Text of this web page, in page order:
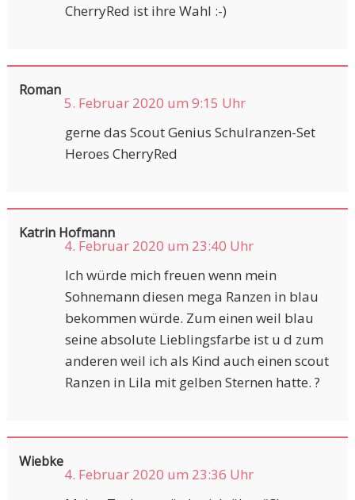
CherryRed ist ihre Wahl :-)
Roman
5. Februar 2020 um 9:15 Uhr
gerne das Scout Genius Schulranzen-Set
Heroes CherryRed
Katrin Hofmann
4. Februar 2020 um 23:40 Uhr
Ich würde mich freuen wenn mein
Sohnemann diesen mega Ranzen in blau
bekommen würde. Zum einen weil blau
seine absolute Lieblingsfarbe ist u d zum
anderen weil ich als Kind auch einen scout
Ranzen in Lila mit gelben Sternen hatte. ?
Wiebke
4. Februar 2020 um 23:36 Uhr